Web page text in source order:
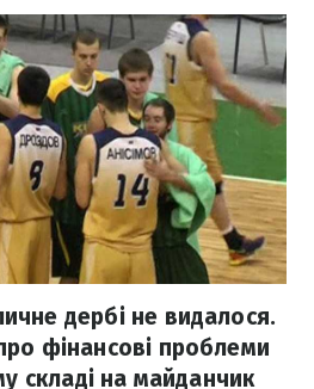
дербі не видалося.
фінансові проблеми
складі на майданчик